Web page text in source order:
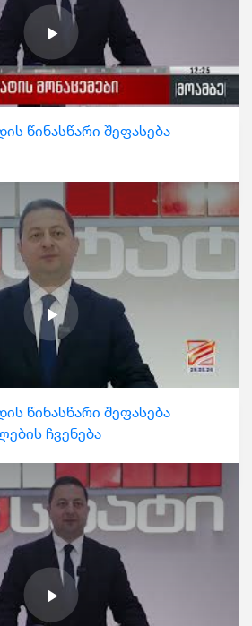
წინასწარი შეფასება
წინასწარი შეფასება
ჩვენება